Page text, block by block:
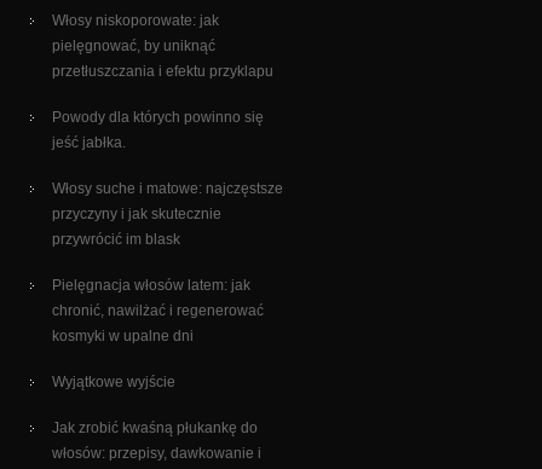
Włosy niskoporowate: jak
pielęgnować, by uniknąć
przetłuszczania i efektu przyklapu
Powody dla których powinno się
jeść jabłka.
Włosy suche i matowe: najczęstsze
przyczyny i jak skutecznie
przywrócić im blask
Pielęgnacja włosów latem: jak
chronić, nawilżać i regenerować
kosmyki w upalne dni
Wyjątkowe wyjście
Jak zrobić kwaśną płukankę do
włosów: przepisy, dawkowanie i